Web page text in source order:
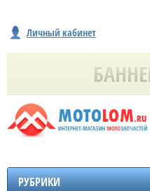
Личный кабинет
РУБРИКИ